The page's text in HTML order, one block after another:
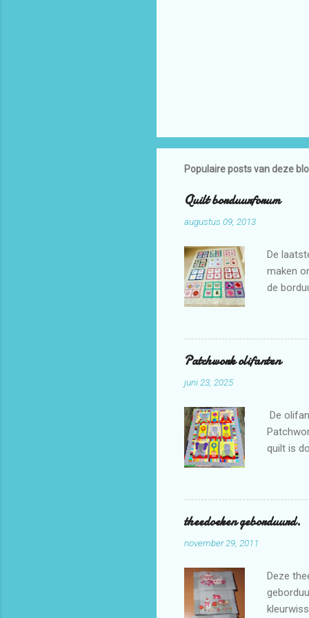
Populaire posts van deze
Quilt borduurforum
augustus 09, 2013
De
maken
de
Patchwork olifanten
juni 23, 2025
De
quilt is
theedoeken geborduurd.
november 29, 2011
Deze